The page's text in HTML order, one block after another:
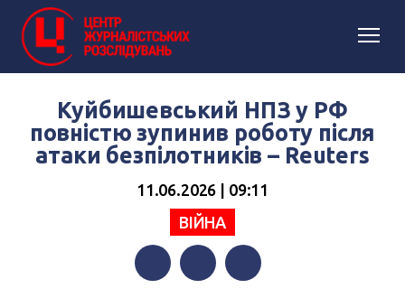
Куйбишевський НПЗ у РФ
повністю зупинив роботу після
атаки безпілотників – Reuters
11.06.2026 | 09:11
ВІЙНА